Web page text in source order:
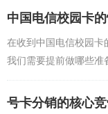
些思考和借鉴。竞争优
中国电信校园卡
在收到中国电信校园卡
我们需要提前做哪些准
答：在如今这个数字化
捷，广大学子们在...
号卡分销的核心